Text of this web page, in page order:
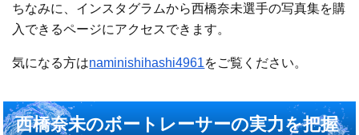
ちなみに、インスタグラムから西橋奈未選手の写真集を購
入できるページにアクセスできます。
気になる方はnaminishihashi4961をご覧ください。
西橋奈未のボートレーサーの実力を把握